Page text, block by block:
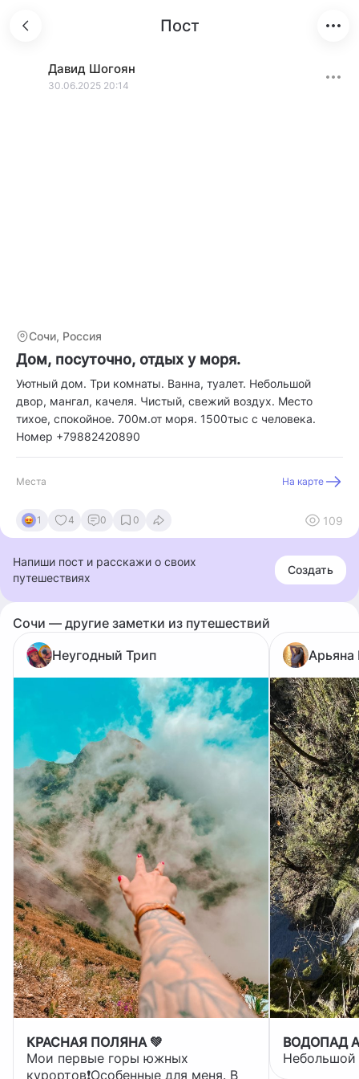
Пост
Давид Шогоян
30.06.2025 20:14
Сочи, Россия
Дом, посуточно, отдых у моря.
Уютный дом. Три комнаты. Ванна, туалет. Небольшой
двор, мангал, качеля. Чистый, свежий воздух. Место
тихое, спокойное. 700м.от моря. 1500тыс с человека.
Номер +79882420890
Места На карте
1 4 0 0 109
Напиши пост и расскажи о своих
путешествиях
Создать
Сочи — другие заметки из путешествий
Неугодный Трип
КРАСНАЯ ПОЛЯНА 💚
Мои первые горы южных
курортов❗️Особенные для меня. В
Арьяна
ВОДОПАД